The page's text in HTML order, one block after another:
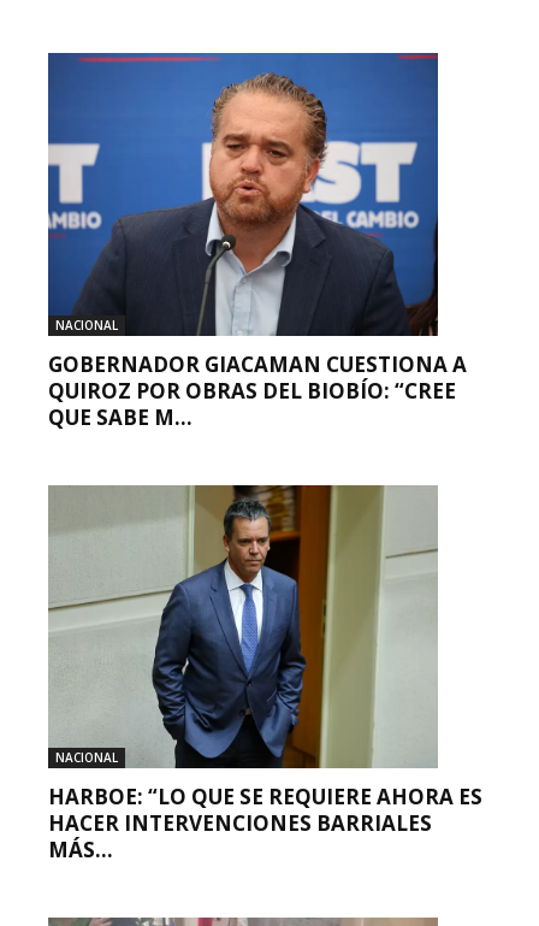
NACIONAL
GOBERNADOR GIACAMAN CUESTIONA A
QUIROZ POR OBRAS DEL BIOBÍO: “CREE
QUE SABE M...
NACIONAL
HARBOE: “LO QUE SE REQUIERE AHORA ES
HACER INTERVENCIONES BARRIALES
MÁS...